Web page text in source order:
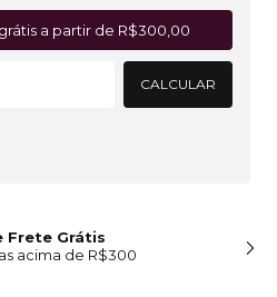
a partir de R$300,00
CALCULAR
Frete Grátis
acima de R$300